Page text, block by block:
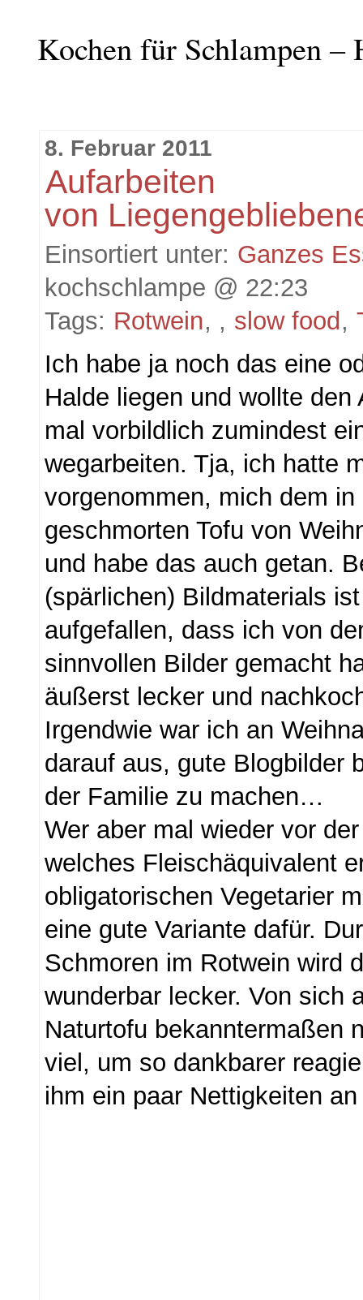
Kochen für Schlampen
8. Februar 2011
Aufarbeiten
von
Einsortiert unter: Ganzes
kochschlampe @ 22:23
Tags: Rotwein, , slow food,
Ich habe ja noch das eine
Halde liegen und wollte den
mal vorbildlich zumindest
wegarbeiten. Tja, ich hatte
vorgenommen, mich dem in
geschmorten Tofu von
und habe das auch getan.
(spärlichen) Bildmaterials
aufgefallen, dass ich von
sinnvollen Bilder gemacht
äußerst lecker und
Irgendwie war ich an
darauf aus, gute Blogbilder
der Familie zu machen…
Wer aber mal wieder vor
welches Fleischäquivalent
obligatorischen Vegetarier
eine gute Variante dafür.
Schmoren im Rotwein wird
wunderbar lecker. Von sich
Naturtofu bekanntermaßen
viel, um so dankbarer
ihm ein paar Nettigkeiten